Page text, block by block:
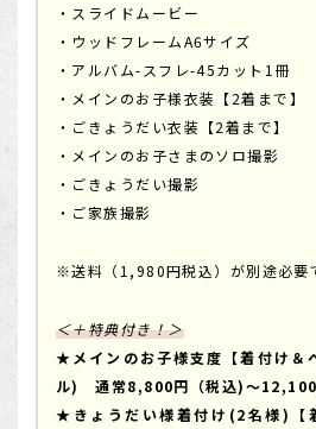
・スライドムービー
・ウッドフレームA6サイズ
・アルバム-スフレ-45カット1冊
・メインのお子様衣装【2着まで】
・ごきょうだい衣装【2着まで】
・メインのお子さまのソロ撮影
・ごきょうだい撮影
・ご家族撮影
※送料（1,980円税込）が別途必要
＜＋特典付き！＞
★メインのお子様支度【着付け＆
ル) 通常8,800円（税込)～
★きょうだい様着付け(2名様)